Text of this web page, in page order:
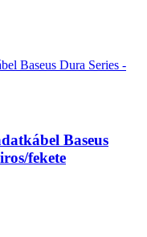
Baseus
fekete